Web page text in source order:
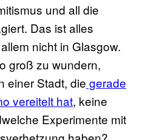
und all die
Das ist alles
nicht in Glasgow.
groß zu wundern,
einer Stadt, die gerade
vereitelt hat, keine
Experimente mit